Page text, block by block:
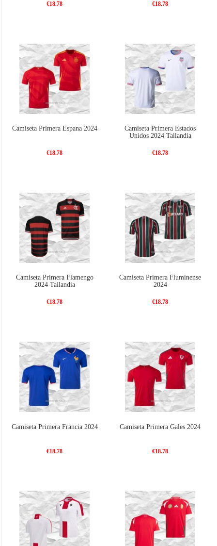
€18.78 €18.78
Camiseta Primera Espana 2024
€18.78
Camiseta Primera Estados
Unidos 2024 Tailandia
€18.78
Camiseta Primera Flamengo
2024 Tailandia
€18.78
Camiseta Primera Fluminense
2024
€18.78
Camiseta Primera Francia 2024
€18.78
Camiseta Primera Gales 2024
€18.78